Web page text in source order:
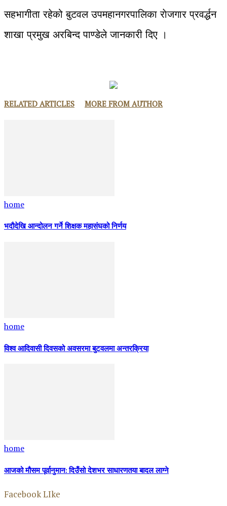
सहभागीता रहेको बुटवल उपमहानगरपालिका राेजगार प्रवर्द्धन
शाखा प्रमुख अरबिन्द पाण्डेले जानकारी दिए ।
RELATED ARTICLES MORE FROM AUTHOR
home
भदौदेखि आन्दोलन गर्ने शिक्षक महासंघको निर्णय
home
विश्व आदिवासी दिवसको अवसरमा बुटवलमा अन्तरक्रिया
home
आजको मौसम पूर्वानुमान: दिउँसो देशभर साधारणतया बादल लाग्ने
Facebook LIke